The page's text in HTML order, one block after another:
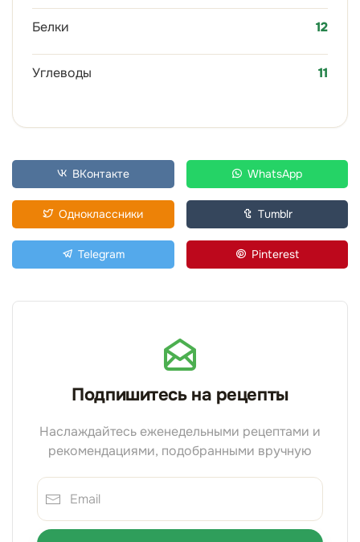
Белки 12
Углеводы 11
ВКонтакте WhatsApp
Одноклассники Tumblr
Telegram Pinterest
Подпишитесь на рецепты
Наслаждайтесь еженедельными рецептами и
рекомендациями, подобранными вручную